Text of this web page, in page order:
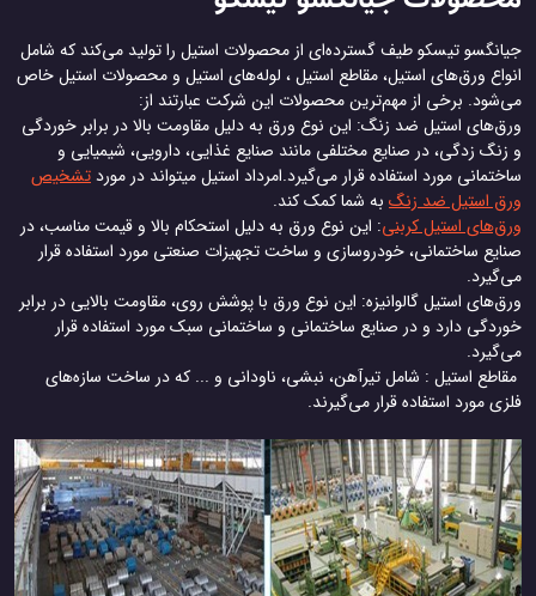
جیانگسو تیسکو طیف گسترده‌ای از محصولات استیل را تولید می‌کند که شامل
انواع ورق‌های استیل، مقاطع استیل ، لوله‌های استیل و محصولات استیل خاص
می‌شود. برخی از مهم‌ترین محصولات این شرکت عبارتند از:
ورق‌های استیل ضد زنگ: این نوع ورق به دلیل مقاومت بالا در برابر خوردگی
و زنگ زدگی، در صنایع مختلفی مانند صنایع غذایی، دارویی، شیمیایی و
ساختمانی مورد استفاده قرار می‌گیرد.امرداد استیل میتواند در موردتشخیص
ورق استیل ضد زنگ به شما کمک کند.
ورق‌های استیل کربنی: این نوع ورق به دلیل استحکام بالا و قیمت مناسب، در
صنایع ساختمانی، خودروسازی و ساخت تجهیزات صنعتی مورد استفاده قرار
می‌گیرد.
ورق‌های استیل گالوانیزه: این نوع ورق با پوشش روی، مقاومت بالایی در برابر
خوردگی دارد و در صنایع ساختمانی و ساختمانی سبک مورد استفاده قرار
می‌گیرد.
مقاطع استیل : شامل تیرآهن، نبشی، ناودانی و ... که در ساخت سازه‌های
فلزی مورد استفاده قرار می‌گیرند.